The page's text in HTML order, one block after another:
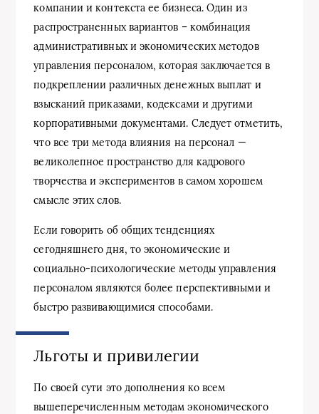
компании и контекста ее бизнеса. Один из
распространенных вариантов – комбинация
административных и экономических методов
управления персоналом, которая заключается в
подкреплении различных денежных выплат и
взысканий приказами, кодексами и другими
корпоративными документами. Следует отметить,
что все три метода влияния на персонал —
великолепное пространство для кадрового
творчества и экспериментов в самом хорошем
смысле этих слов.
Если говорить об общих тенденциях
сегодняшнего дня, то экономические и
социально-психологические методы управления
персоналом являются более перспективными и
быстро развивающимися способами.
Льготы и привилегии
По своей сути это дополнения ко всем
вышеперечисленным методам экономического